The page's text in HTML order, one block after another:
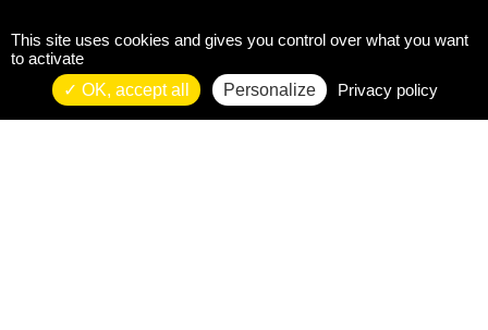
FOLLOW ME Instagram
Spotify
Deezer
Apple Music
Tous mes
This site uses cookies and gives you control over what you want
to activate
OK, accept all
Personalize Privacy policy